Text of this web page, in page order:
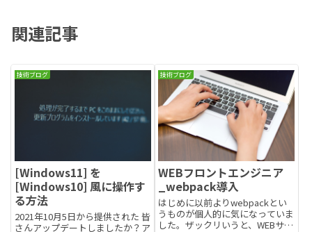
関連記事
技術ブログ
[Windows11] を
[Windows10] 風に操作す
る方法
2021年10月5日から提供された 皆
さんアップデートしましたか？ア
技術ブログ
WEBフロントエンジニア
_webpack導入
はじめに以前よりwebpackとい
うものが個人的に気になっていま
した。ザックリいうと、WEBサイ